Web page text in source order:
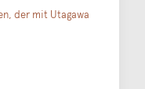
der mit Utagawa